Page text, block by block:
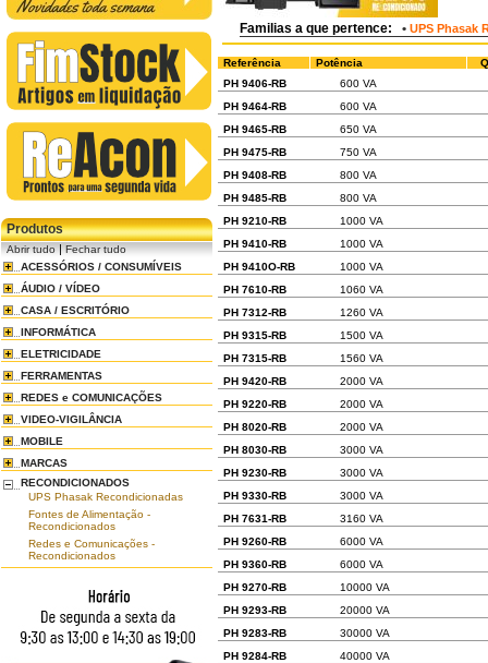
Produtos
Abrir tudo|Fechar tudo
ACESSÓRIOS / CONSUMÍVEIS
ÁUDIO / VÍDEO
CASA / ESCRITÓRIO
INFORMÁTICA
ELETRICIDADE
FERRAMENTAS
REDES e COMUNICAÇÕES
VIDEO-VIGILÂNCIA
MOBILE
MARCAS
RECONDICIONADOS
UPS Phasak Recondicionadas
Fontes de Alimentação -
Recondicionados
Redes e Comunicações -
Recondicionados
Familias a que pertence: • UPS Phasak
Referência Potência
PH 9406-RB
600 VA
PH 9464-RB
600 VA
PH 9465-RB
650 VA
PH 9475-RB
750 VA
PH 9408-RB
800 VA
PH 9485-RB
800 VA
PH 9210-RB
1000 VA
PH 9410-RB
1000 VA
PH 9410O-RB
1000 VA
PH 7610-RB
1060 VA
PH 7312-RB
1260 VA
PH 9315-RB
1500 VA
PH 7315-RB
1560 VA
PH 9420-RB
2000 VA
PH 9220-RB
2000 VA
PH 8020-RB
2000 VA
PH 8030-RB
3000 VA
PH 9230-RB
3000 VA
PH 9330-RB
3000 VA
PH 7631-RB
3160 VA
PH 9260-RB
6000 VA
PH 9360-RB
6000 VA
PH 9270-RB
10000 VA
PH 9293-RB
20000 VA
PH 9283-RB
30000 VA
PH 9284-RB
40000 VA